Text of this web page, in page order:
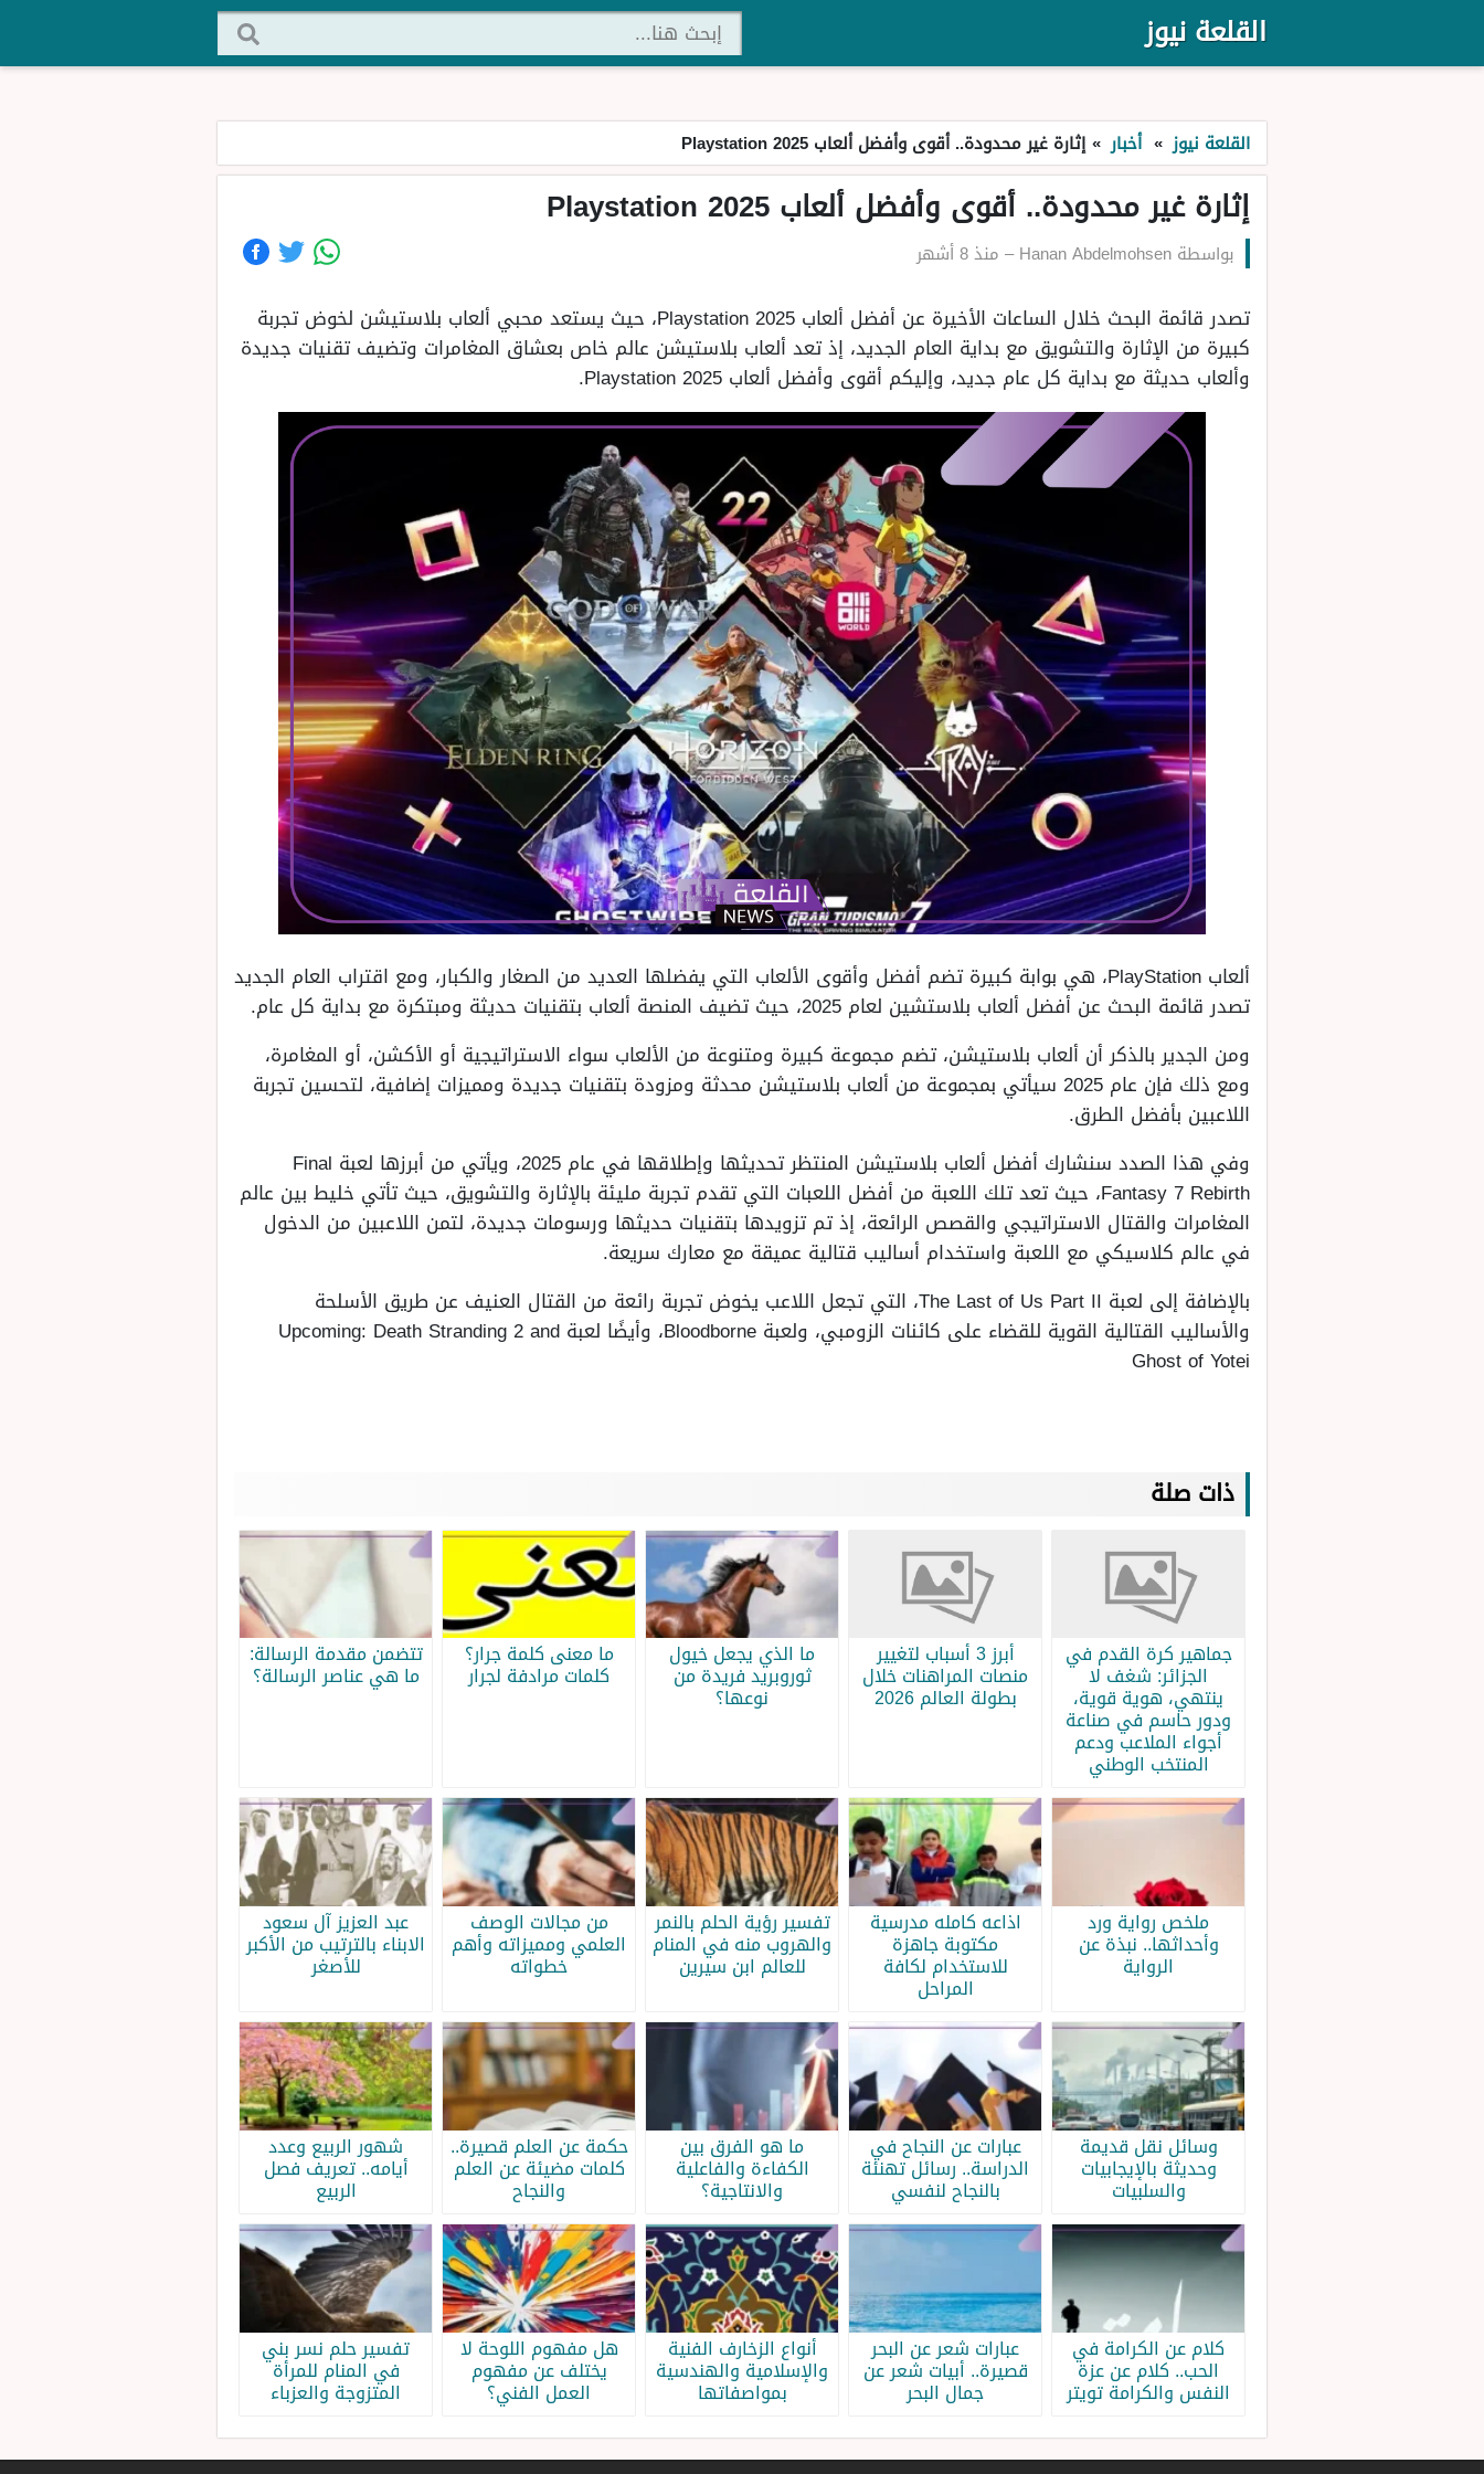
القلعة نيوز
القلعة نيوز » أخبار » إثارة غير محدودة.. أقوى وأفضل ألعاب Playstation 2025
إثارة غير محدودة.. أقوى وأفضل ألعاب Playstation 2025
بواسطة Hanan Abdelmohsen
– منذ 8 أشهر
تصدر قائمة البحث خلال الساعات الأخيرة عن أفضل ألعاب Playstation 2025، حيث يستعد محبي ألعاب بلاستيشن لخوض تجربة
كبيرة من الإثارة والتشويق مع بداية العام الجديد، إذ تعد ألعاب بلاستيشن عالم خاص بعشاق المغامرات وتضيف تقنيات جديدة
وألعاب حديثة مع بداية كل عام جديد، وإليكم أقوى وأفضل ألعاب Playstation 2025.
ألعاب PlayStation، هي بوابة كبيرة تضم أفضل وأقوى الألعاب التي يفضلها العديد من الصغار والكبار، ومع اقتراب العام الجديد
تصدر قائمة البحث عن أفضل ألعاب بلاستشين لعام 2025، حيث تضيف المنصة ألعاب بتقنيات حديثة ومبتكرة مع بداية كل عام.
ومن الجدير بالذكر أن ألعاب بلاستيشن، تضم مجموعة كبيرة ومتنوعة من الألعاب سواء الاستراتيجية أو الأكشن، أو المغامرة،
ومع ذلك فإن عام 2025 سيأتي بمجموعة من ألعاب بلاستيشن محدثة ومزودة بتقنيات جديدة ومميزات إضافية، لتحسين تجربة
اللاعبين بأفضل الطرق.
وفي هذا الصدد سنشارك أفضل ألعاب بلاستيشن المنتظر تحديثها وإطلاقها في عام 2025، ويأتي من أبرزها لعبة Final
Fantasy 7 Rebirth، حيث تعد تلك اللعبة من أفضل اللعبات التي تقدم تجربة مليئة بالإثارة والتشويق، حيث تأتي خليط بين عالم
المغامرات والقتال الاستراتيجي والقصص الرائعة، إذ تم تزويدها بتقنيات حديثها ورسومات جديدة، لتمن اللاعبين من الدخول
في عالم كلاسيكي مع اللعبة واستخدام أساليب قتالية عميقة مع معارك سريعة.
بالإضافة إلى لعبة The Last of Us Part II، التي تجعل اللاعب يخوض تجربة رائعة من القتال العنيف عن طريق الأسلحة
والأساليب القتالية القوية للقضاء على كائنات الزومبي، ولعبة Bloodborne، وأيضًا لعبة Upcoming: Death Stranding 2 and
Ghost of Yotei
ذات صلة
جماهير كرة القدم في
الجزائر: شغف لا
ينتهي، هوية قوية،
ودور حاسم في صناعة
أجواء الملاعب ودعم
المنتخب الوطني
أبرز 3 أسباب لتغيير
منصات المراهنات خلال
بطولة العالم 2026
ما الذي يجعل خيول
ثوروبريد فريدة من
نوعها؟
ما معنى كلمة جرار؟
كلمات مرادفة لجرار
تتضمن مقدمة الرسالة:
ما هي عناصر الرسالة؟
ملخص رواية ورد
وأحداثها.. نبذة عن
الرواية
اذاعه كامله مدرسية
مكتوبة جاهزة
للاستخدام لكافة
المراحل
تفسير رؤية الحلم بالنمر
والهروب منه في المنام
للعالم ابن سيرين
من مجالات الوصف
العلمي ومميزاته وأهم
خطواته
عبد العزيز آل سعود
الابناء بالترتيب من الأكبر
للأصغر
وسائل نقل قديمة
وحديثة بالإيجابيات
والسلبيات
عبارات عن النجاح في
الدراسة.. رسائل تهنئة
بالنجاح لنفسي
ما هو الفرق بين
الكفاءة والفاعلية
والانتاجية؟
حكمة عن العلم قصيرة..
كلمات مضيئة عن العلم
والنجاح
شهور الربيع وعدد
أيامه.. تعريف فصل
الربيع
كلام عن الكرامة في
الحب.. كلام عن عزة
النفس والكرامة تويتر
عبارات شعر عن البحر
قصيرة.. أبيات شعر عن
جمال البحر
أنواع الزخارف الفنية
والإسلامية والهندسية
بمواصفاتها
هل مفهوم اللوحة لا
يختلف عن مفهوم
العمل الفني؟
تفسير حلم نسر بني
في المنام للمرأة
المتزوجة والعزباء